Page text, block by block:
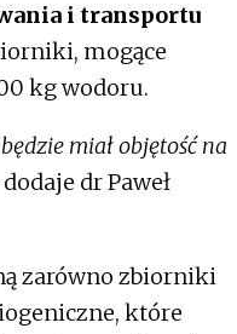
i transportu
mogące
kg wodoru.
miał objętość na
dr Paweł
zarówno zbiorniki
które